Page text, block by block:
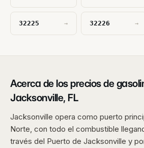
32225 → 32226 →
Acerca de los precios de
Jacksonville, FL
Jacksonville opera como puerto
Norte, con todo el combustible
través del Puerto de Jacksonville y